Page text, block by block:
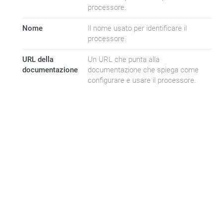
processore.
Nome
Il nome usato per identificare il
processore.
URL della
documentazione
Un URL che punta alla
documentazione che spiega come
configurare e usare il processore.